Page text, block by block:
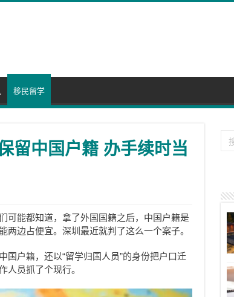
移民留学
留中国户籍 办手续时当
可能都知道，拿了外国国籍之后，中国户籍是
边占便宜。深圳最近就判了这么一个案子。
国户籍，还以“留学归国人员”的身份把户口迁
人员抓了个现行。